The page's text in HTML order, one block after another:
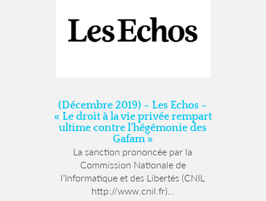
(Décembre 2019) – Les Echos –
« Le droit à la vie privée rempart
ultime contre l’hégémonie des
Gafam »
La sanction prononcée par la
Commission Nationale de
l’Informatique et des Libertés (CNIL
http://www.cnil.fr)...